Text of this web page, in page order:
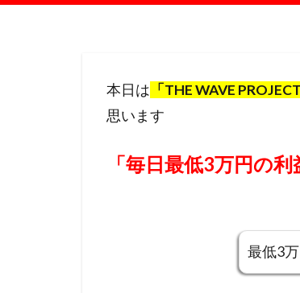
本日は 「THE WAVE
思います
「毎日最低3万円の利
最低3